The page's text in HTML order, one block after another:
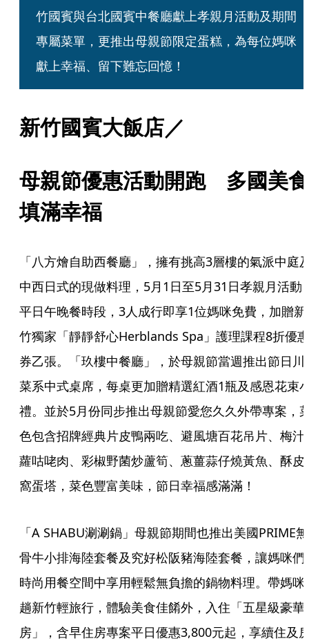
竹國賓與台北國賓中餐廳獻上孝親月活動及期間
專屬菜單，更推出母親節限定蛋糕，為每位媽咪
獻上幸福、留下難忘回憶！
新竹國賓大飯店／
母親節優惠活動開跑　多國美食
填滿幸福
「八方燴自助西餐廳」，擁有挑高3層樓的氣派中庭
中西日式的現做料理，5月1日至5月31日孝親月活動
平日午晚餐時段，3人成行即享1位媽咪免費，加贈新
竹獨家「靜靜舒心Herblands Spa」護理課程8折優惠
券乙張。「玖樓中餐廳」，於母親節當週推出節日川
菜系中式桌席，每桌更加贈精選紅酒1瓶及感恩花束
禮。並於5月份同步推出母親節愛您久久外帶專案，
色包含招牌經典片皮鴨兩吃、避風塘百花吊片、梅汁
蘿咕咾肉、彩椒野菌炒蘆筍、蔥薑蒜仔燒黃魚、酥皮
窩蛋塔，菜色豐富美味，節日幸福感滿滿！
「A SHABU涮涮鍋」母親節期間也推出美國PRIME無
骨牛小排海陸套餐及究好松阪豬海陸套餐，讓媽咪們
時尚用餐空間中享用輕鬆無負擔的鍋物料理。帶媽咪
趟新竹輕旅行，體驗美食佳餚外，入住「五星級豪華
房」，含早住房專案平日優惠3,800元起，享續住及